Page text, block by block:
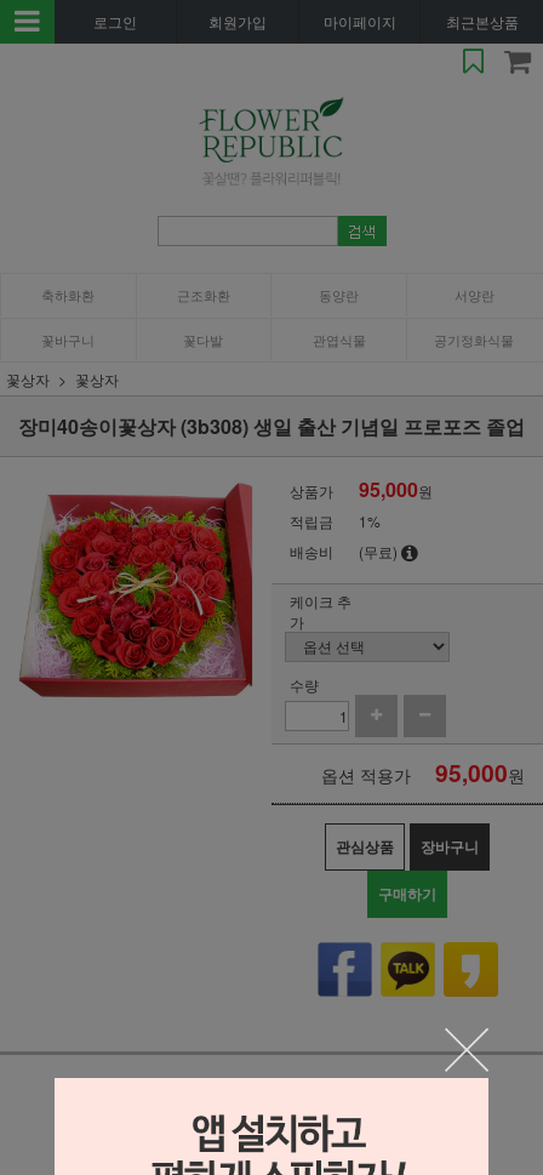
로그인 회원가입 마이페이지 최근본상품
축하화환 근조화환 동양란 서양란
꽃바구니 꽃다발 관엽식물 공기정화식물
꽃상자 꽃상자
장미40송이꽃상자 (3b308) 생일 출산 기념일 프로포즈 졸업
상품가 95,000원
적립금
1%
배송비
(무료)
케이크 추
가
수량
옵션 적용가 95,000원
관심상품 장바구니
구매하기
상세정보 새창 열기